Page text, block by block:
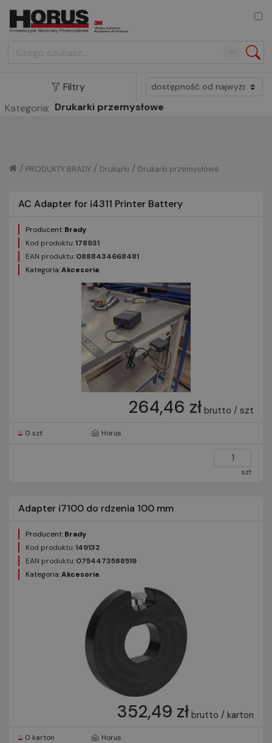
Search
Filtry
Kategoria: Drukarki przemysłowe
Drukarki przemysłowe
/
Drukarki
/
PRODUKTY BRADY
/
AC Adapter for i4311 Printer Battery
Producent:Brady
Kod produktu:178931
EAN produktu:0888434668481
Kategoria:Akcesoria
264,46 zł brutto / szt
0 szt Horus
szt
Adapter i7100 do rdzenia 100 mm
Producent:Brady
Kod produktu:149132
EAN produktu:0754473588519
Kategoria:Akcesoria
352,49 zł brutto / karton
0 karton Horus